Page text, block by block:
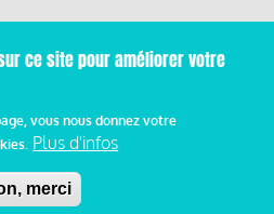
générale d’utilisation et
ce site pour améliorer votre
vous nous donnez votre
Plus d'infos
merci